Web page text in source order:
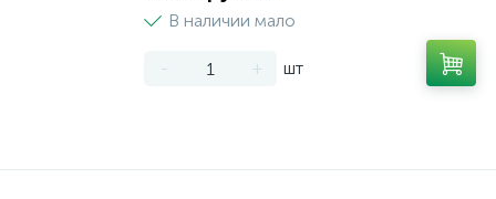
В наличии мало
- + шт